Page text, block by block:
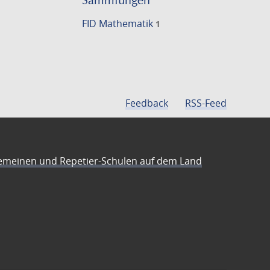
FID Mathematik 1
Feedback RSS-Feed
und Repetier-Schulen auf dem Land